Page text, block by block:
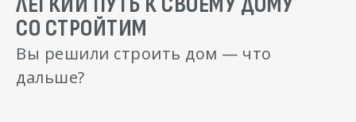
СО СТРОЙТИМ
Вы решили строить дом — что
дальше?